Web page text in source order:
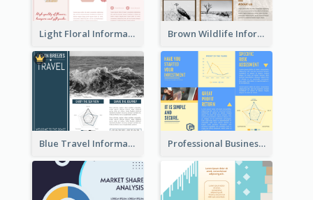
Light Floral Informational Tri Fold Brochure Brown Wildlife Informational Tri Fold Brochure
Blue Travel Informational Tri Fold Brochure Professional Business Informational Tri Fold Brochure